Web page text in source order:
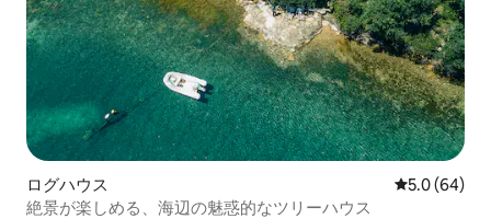
ログハウス レビュー64
5.0 (64)
絶景が楽しめる、海辺の魅惑的なツリーハウス